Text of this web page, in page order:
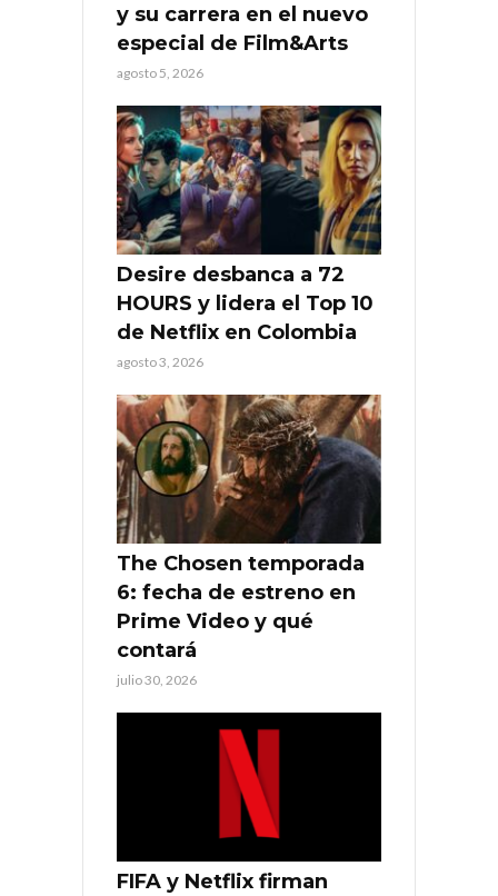
y su carrera en el nuevo
especial de Film&Arts
agosto 5, 2026
Desire desbanca a 72
HOURS y lidera el Top 10
de Netflix en Colombia
agosto 3, 2026
The Chosen temporada
6: fecha de estreno en
Prime Video y qué
contará
julio 30, 2026
FIFA y Netflix firman